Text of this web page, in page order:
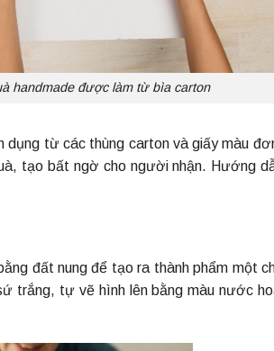
handmade được làm từ bìa carton
từ các thùng carton và giấy màu
tạo bất ngờ cho người nhận. Hướng
đất nung để tạo ra thành phẩm một
trắng, tự vẽ hình lên bằng màu nước